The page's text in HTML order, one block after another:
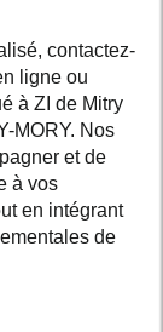
contactez-
ligne ou
à ZI de Mitry
MORY. Nos
et de
à vos
en intégrant
de